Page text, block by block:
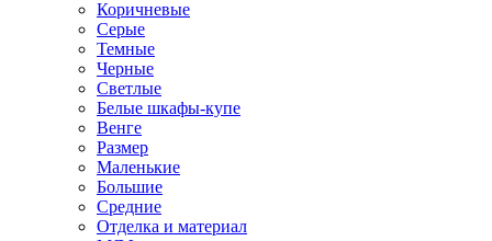
Коричневые
Серые
Темные
Черные
Светлые
Белые шкафы-купе
Венге
Размер
Маленькие
Большие
Средние
Отделка и материал